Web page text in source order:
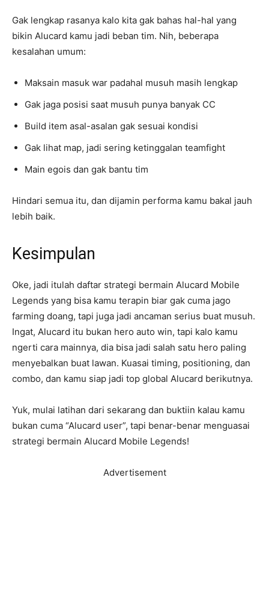
Gak lengkap rasanya kalo kita gak bahas hal-hal yang
bikin Alucard kamu jadi beban tim. Nih, beberapa
kesalahan umum:
Maksain masuk war padahal musuh masih lengkap
Gak jaga posisi saat musuh punya banyak CC
Build item asal-asalan gak sesuai kondisi
Gak lihat map, jadi sering ketinggalan teamfight
Main egois dan gak bantu tim
Hindari semua itu, dan dijamin performa kamu bakal jauh
lebih baik.
Kesimpulan
Oke, jadi itulah daftar strategi bermain Alucard Mobile
Legends yang bisa kamu terapin biar gak cuma jago
farming doang, tapi juga jadi ancaman serius buat musuh.
Ingat, Alucard itu bukan hero auto win, tapi kalo kamu
ngerti cara mainnya, dia bisa jadi salah satu hero paling
menyebalkan buat lawan. Kuasai timing, positioning, dan
combo, dan kamu siap jadi top global Alucard berikutnya.
Yuk, mulai latihan dari sekarang dan buktiin kalau kamu
bukan cuma “Alucard user”, tapi benar-benar menguasai
strategi bermain Alucard Mobile Legends!
Advertisement